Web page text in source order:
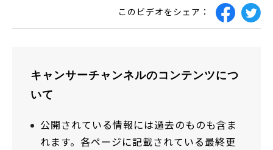
このビデオをシェア：
キャンサーチャンネルのコンテンツにつ
いて
公開されている情報には過去のものも含ま
れます。各ページに記載されている最終更